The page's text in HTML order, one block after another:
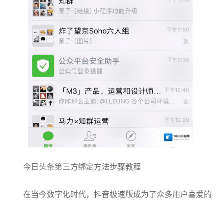
今日头条第三方绑定方法步骤教程
在当今数字化时代，抖音极速版成为了众多用户喜爱的